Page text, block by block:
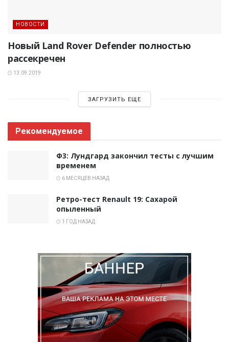
НОВОСТИ
Новый Land Rover Defender полностью
рассекречен
13.09.2019
ЗАГРУЗИТЬ ЕЩЕ
Рекомендуемое
Ф3: Лундгард закончил тесты с лучшим
временем
6 МЕСЯЦЕВ НАЗАД
Ретро-тест Renault 19: Сахарой
опыленный
1 ГОД НАЗАД